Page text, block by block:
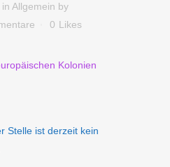
in Allgemein by
0 Likes
Kolonien
Stelle ist derzeit kein